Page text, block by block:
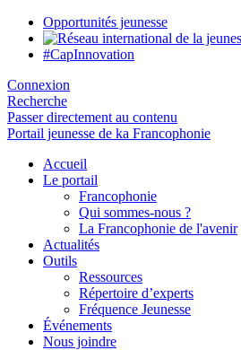
Opportunités jeunesse
#CapInnovation
Connexion
Recherche
Passer directement au contenu
Portail jeunesse de ka Francophonie
Accueil
Le portail
Francophonie
Qui sommes-nous ?
La Francophonie de l'avenir
Actualités
Outils
Ressources
Répertoire d’experts
Fréquence Jeunesse
Événements
Nous joindre